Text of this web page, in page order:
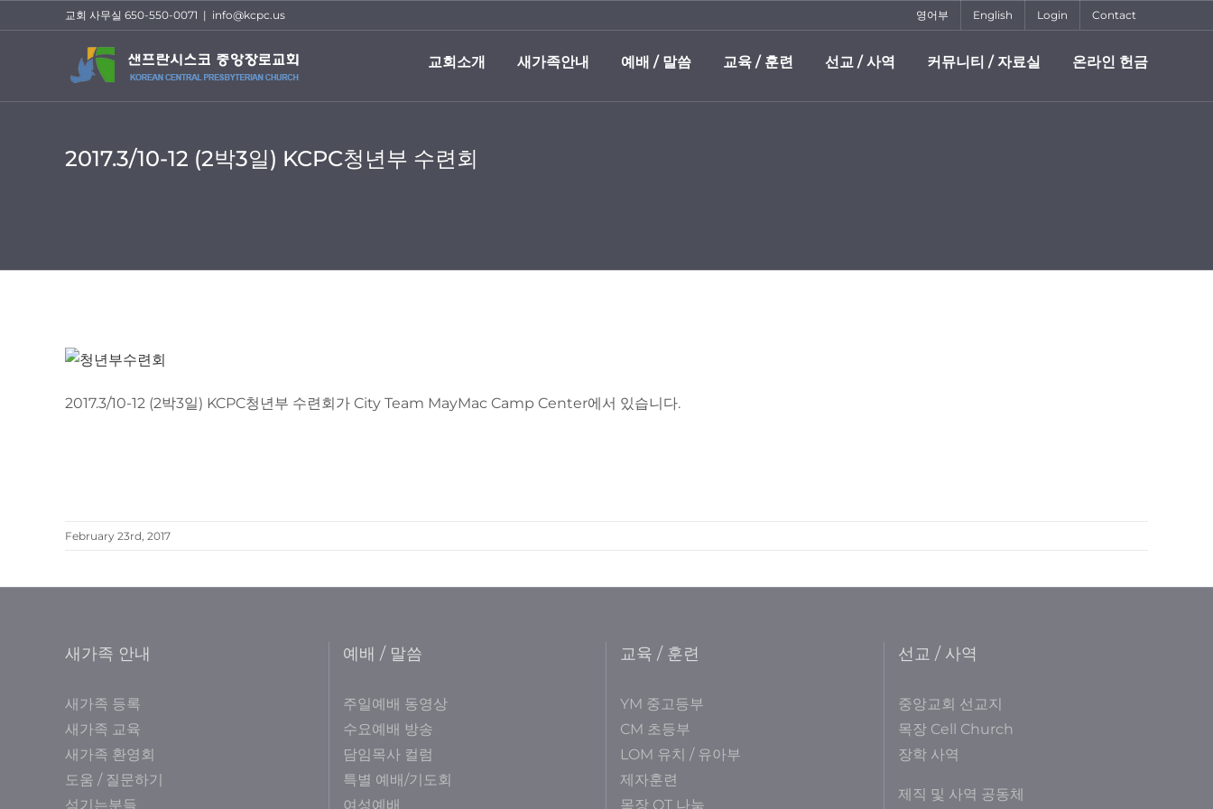
to
교회 사무실 650-550-0071 | info@kcpc.us 영어부 English Login Contact
교회소개 새가족안내 예배 / 말씀 교육 / 훈련 선교 / 사역 커뮤니티 / 자료실 온라인 헌금
2017.3/10-12 (2박3일) KCPC청년부 수련회
Larger
2017.3/10-12 (2박3일) KCPC청년부 수련회가 City Team MayMac Camp Center에서 있습니다.
February 23rd, 2017
새가족 안내
새가족 등록
새가족 교육
새가족 환영회
도움 / 질문하기
섬기는분들
예배 / 말씀
주일예배 동영상
수요예배 방송
담임목사 컬럼
특별 예배/기도회
여성예배
교육 / 훈련
YM 중고등부
CM 초등부
LOM 유치 / 유아부
제자훈련
목장 QT 나눔
선교 / 사역
중앙교회 선교지
목장 Cell Church
장학 사역
제직 및 사역 공동체